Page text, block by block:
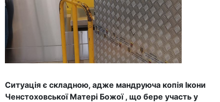
Ситуація є складною, адже мандруюча копія Ікони
Ченстоховської Матері Божої , що бере участь у